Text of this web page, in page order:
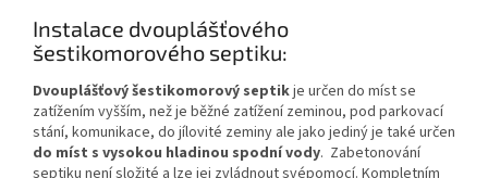
Instalace dvouplášťového
šestikomorového septiku:
Dvouplášťový šestikomorový septikje určen do míst se
zatížením vyšším, než je běžné zatížení zeminou, pod parkovací
stání, komunikace, do jílovité zeminy ale jako jediný je také určen
do míst s vysokou hladinou spodní vody. Zabetonování